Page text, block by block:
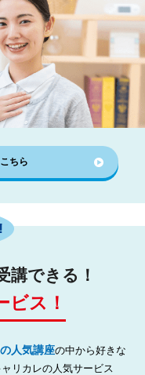
ちら
講できる！
ビス！
人気講座の中から好きな
リカレの人気サービス